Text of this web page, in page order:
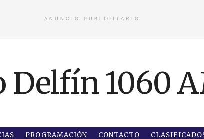
ANUNCIO PUBLICITARIO
PROGRAMACIÓN CONTACTO